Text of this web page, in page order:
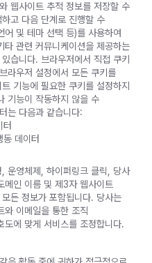
웹사이트 추적 정보를 저장할 수
고 다음 단계로 진행할 수
어 및 테마 선택 등)를 사용하여
관련 커뮤니케이션을 제공하는
습니다. 브라우저에서 직접 쿠키
라우저 설정에서 모든 쿠키를
기능에 필요한 쿠키를 설정하지
기능이 작동하지 않을 수
는 다음과 같습니다:
데이터
운영체제, 하이퍼링크 클릭, 당사
메인 이름 및 제3자 웹사이트
든 정보가 포함됩니다. 당사는
와 이메일을 통한 조직
도에 맞게 서비스를 조정합니다.